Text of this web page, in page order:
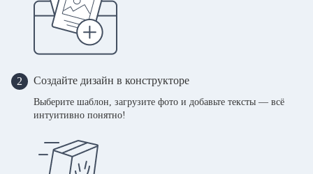
2 Создайте дизайн в конструкторе
Выберите шаблон, загрузите фото и добавьте тексты — всё
интуитивно понятно!